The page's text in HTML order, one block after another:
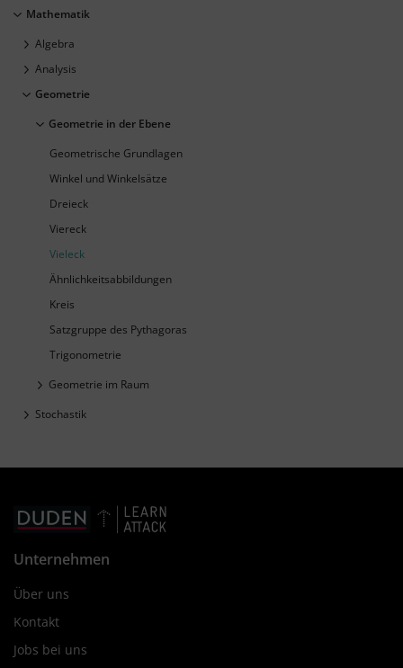
Mathematik
Algebra
Analysis
Geometrie
Geometrie in der Ebene
Geometrische Grundlagen
Winkel und Winkelsätze
Dreieck
Viereck
Vieleck
Ähnlichkeitsabbildungen
Kreis
Satzgruppe des Pythagoras
Trigonometrie
Geometrie im Raum
Stochastik
Unternehmen
Über uns
Kontakt
Jobs bei uns